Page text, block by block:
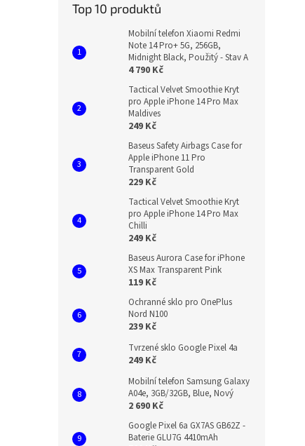
Top 10 produktů
Mobilní telefon Xiaomi Redmi
Note 14 Pro+ 5G, 256GB,
Midnight Black, Použitý - Stav A
4 790 Kč
Tactical Velvet Smoothie Kryt
pro Apple iPhone 14 Pro Max
Maldives
249 Kč
Baseus Safety Airbags Case for
Apple iPhone 11 Pro
Transparent Gold
229 Kč
Tactical Velvet Smoothie Kryt
pro Apple iPhone 14 Pro Max
Chilli
249 Kč
Baseus Aurora Case for iPhone
XS Max Transparent Pink
119 Kč
Ochranné sklo pro OnePlus
Nord N100
239 Kč
Tvrzené sklo Google Pixel 4a
249 Kč
Mobilní telefon Samsung Galaxy
A04e, 3GB/32GB, Blue, Nový
2 690 Kč
Google Pixel 6a GX7AS GB62Z -
Baterie GLU7G 4410mAh